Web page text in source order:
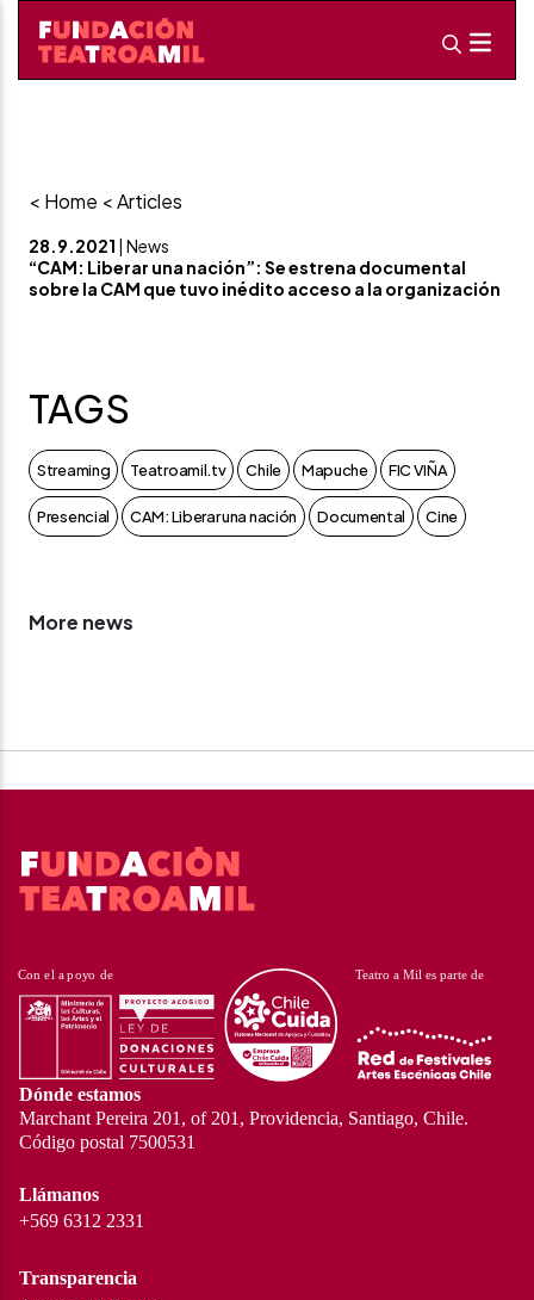
< Home < Articles
28.9.2021 | News
“CAM: Liberar una nación”: Se estrena documental
sobre la CAM que tuvo inédito acceso a la organización
TAGS
Streaming Teatroamil.tv Chile Mapuche FIC VIÑA
Presencial CAM: Liberar una nación Documental Cine
More news
Dónde estamos
Marchant Pereira 201, of 201, Providencia, Santiago, Chile.
Código postal 7500531
Llámanos
+569 6312 2331
Transparencia